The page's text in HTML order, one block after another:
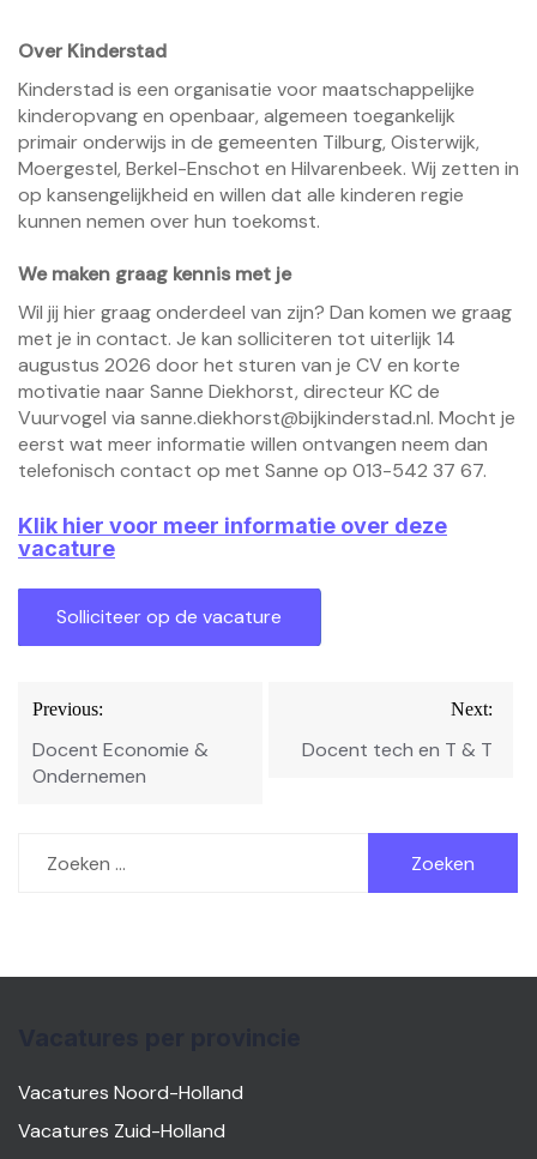
Over Kinderstad
Kinderstad is een organisatie voor maatschappelijke
kinderopvang en openbaar, algemeen toegankelijk
primair onderwijs in de gemeenten Tilburg, Oisterwijk,
Moergestel, Berkel-Enschot en Hilvarenbeek. Wij zetten in
op kansengelijkheid en willen dat alle kinderen regie
kunnen nemen over hun toekomst.
We maken graag kennis met je
Wil jij hier graag onderdeel van zijn? Dan komen we graag
met je in contact. Je kan solliciteren tot uiterlijk 14
augustus 2026 door het sturen van je CV en korte
motivatie naar Sanne Diekhorst, directeur KC de
Vuurvogel via sanne.diekhorst@bijkinderstad.nl. Mocht je
eerst wat meer informatie willen ontvangen neem dan
telefonisch contact op met Sanne op 013-542 37 67.
Klik hier voor meer informatie over deze
vacature
Bericht
navigatie
Previous:
Docent Economie &
Ondernemen
Next:
Docent tech en T & T
naar:
Vacatures Noord-Holland
Vacatures Zuid-Holland